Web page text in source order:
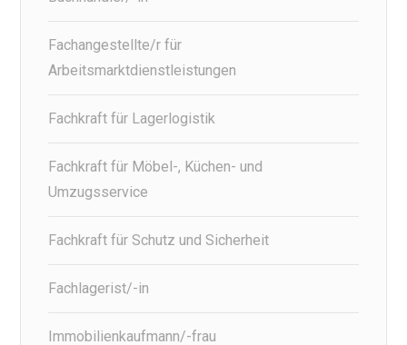
Fachangestellte/r für
Arbeitsmarktdienstleistungen
Fachkraft für Lagerlogistik
Fachkraft für Möbel-, Küchen- und
Umzugsservice
Fachkraft für Schutz und Sicherheit
Fachlagerist/-in
Immobilienkaufmann/-frau